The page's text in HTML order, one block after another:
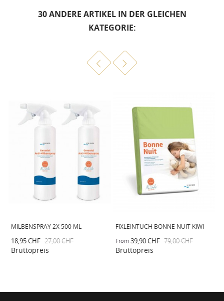
30 ANDERE ARTIKEL IN DER GLEICHEN
KATEGORIE:
MILBENSPRAY 2X 500 ML
18,95 CHF 27,00 CHF
Bruttopreis
FIXLEINTUCH BONNE NUIT KIWI
From 39,90 CHF 79,00 CHF
Bruttopreis